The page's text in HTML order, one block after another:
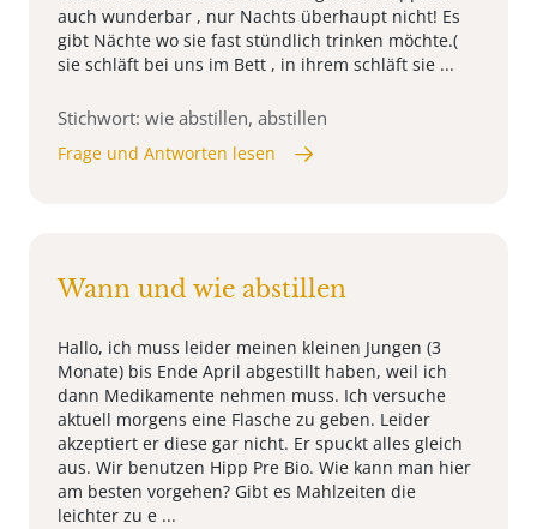
auch wunderbar , nur Nachts überhaupt nicht! Es
gibt Nächte wo sie fast stündlich trinken möchte.(
sie schläft bei uns im Bett , in ihrem schläft sie ...
Stichwort: wie abstillen, abstillen
Frage und Antworten lesen
Wann und wie abstillen
Hallo, ich muss leider meinen kleinen Jungen (3
Monate) bis Ende April abgestillt haben, weil ich
dann Medikamente nehmen muss. Ich versuche
aktuell morgens eine Flasche zu geben. Leider
akzeptiert er diese gar nicht. Er spuckt alles gleich
aus. Wir benutzen Hipp Pre Bio. Wie kann man hier
am besten vorgehen? Gibt es Mahlzeiten die
leichter zu e ...